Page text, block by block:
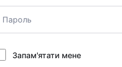
Запам'ятати мене